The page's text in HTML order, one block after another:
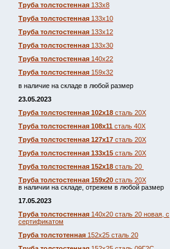
Труба толстостенная 133х8
Труба толстостенная 133х10
Труба толстостенная 133х12
Труба толстостенная 133х30
Труба толстостенная 140х22
Труба толстостенная 159х32
в наличие на складе в любой размер
23.05.2023
Труба толстостенная 102х18 сталь 20Х
Труба толстостенная 108х11 сталь 40Х
Труба толстостенная 127х17 сталь 20Х
Труба толстостенная 133х15 сталь 20Х
Труба толстостенная 152х18 сталь 20
Труба толстостенная 159х20 сталь 20Х
в наличии на складе, отрежем в любой размер
17.05.2023
Труба толстостенная 140х20 сталь 20 новая, с
сертификатом
Труба толстотенная 152х25 сталь 20